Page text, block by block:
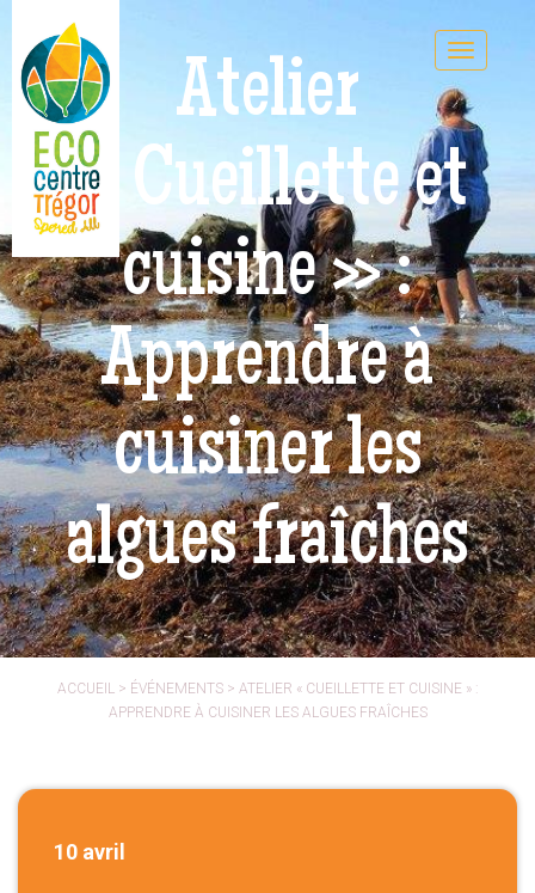
Atelier
« Cueillette et
cuisine » :
Apprendre à
cuisiner les
algues fraîches
ACCUEIL> ÉVÉNEMENTS> ATELIER « CUEILLETTE ET CUISINE » :
APPRENDRE À CUISINER LES ALGUES FRAÎCHES
10 avril